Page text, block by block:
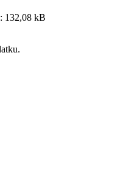
132,08 kB